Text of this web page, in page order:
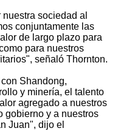
sociedad al
conjuntamente las
de largo plazo para
para nuestros
señaló Thornton.
Shandong,
y minería, el talento
agregado a nuestros
gobierno y a nuestros
Juan", dijo el